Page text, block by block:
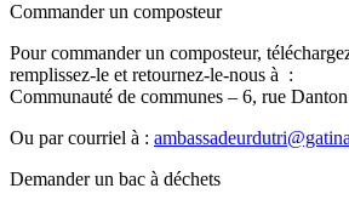
Commander un composteur
Pour commander un composteur,
remplissez-le et retournez-le-nous à :
Communauté de communes – 6, rue
Ou par courriel à :
Demander un bac à déchets